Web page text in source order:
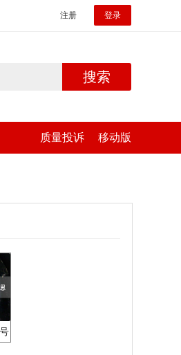
注册 登录
搜索
质量投诉 移动版